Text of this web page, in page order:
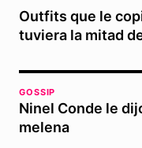
Outfits que le
tuviera la mitad
GOSSIP
Ninel Conde le
melena